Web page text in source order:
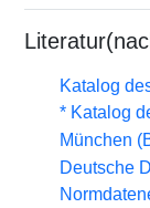
Katalog
* Katalog
München
Deutsche